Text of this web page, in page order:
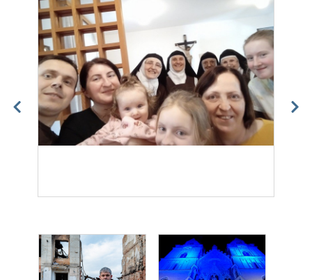
destroyed by Russian troops in the city
of Zhytomyr. In March 2022, the city of
Zhytomyr suffered missile and air